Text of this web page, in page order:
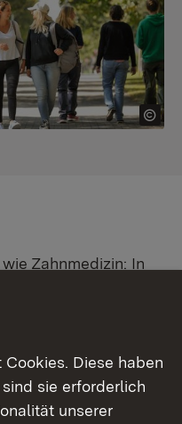
Zahnmedizin: In
passenden
eine Schritt-für-
Studium.
Diese haben
sie erforderlich
unserer